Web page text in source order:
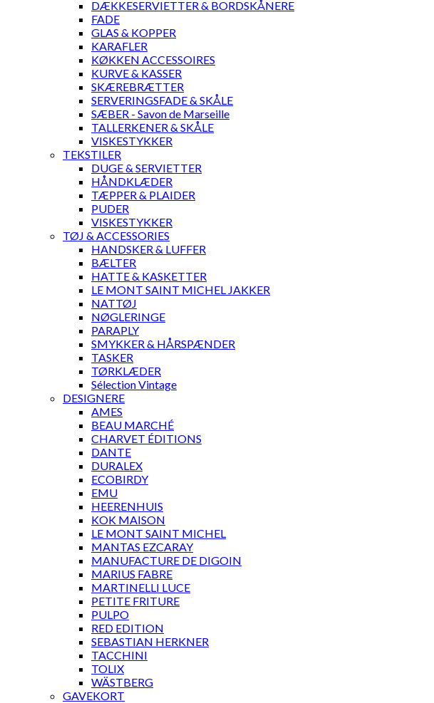
DÆKKESERVIETTER & BORDSKÅNERE
FADE
GLAS & KOPPER
KARAFLER
KØKKEN ACCESSOIRES
KURVE & KASSER
SKÆREBRÆTTER
SERVERINGSFADE & SKÅLE
SÆBER - Savon de Marseille
TALLERKENER & SKÅLE
VISKESTYKKER
TEKSTILER
DUGE & SERVIETTER
HÅNDKLÆDER
TÆPPER & PLAIDER
PUDER
VISKESTYKKER
TØJ & ACCESSORIES
HANDSKER & LUFFER
BÆLTER
HATTE & KASKETTER
LE MONT SAINT MICHEL JAKKER
NATTØJ
NØGLERINGE
PARAPLY
SMYKKER & HÅRSPÆNDER
TASKER
TØRKLÆDER
Sélection Vintage
DESIGNERE
AMES
BEAU MARCHÉ
CHARVET ÉDITIONS
DANTE
DURALEX
ECOBIRDY
EMU
HEERENHUIS
KOK MAISON
LE MONT SAINT MICHEL
MANTAS EZCARAY
MANUFACTURE DE DIGOIN
MARIUS FABRE
MARTINELLI LUCE
PETITE FRITURE
PULPO
RED EDITION
SEBASTIAN HERKNER
TACCHINI
TOLIX
WÄSTBERG
GAVEKORT